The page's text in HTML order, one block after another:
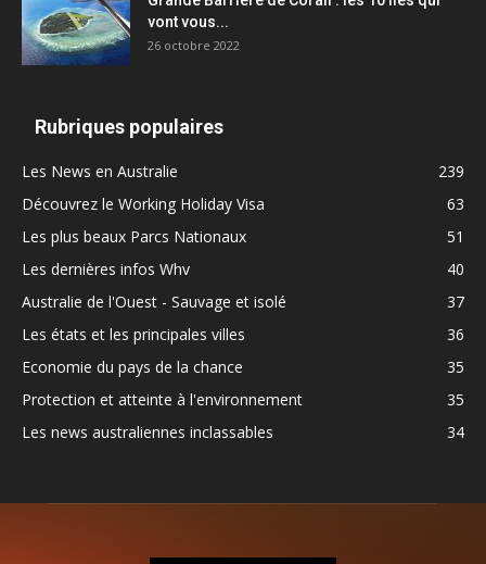
vont vous...
26 octobre 2022
Rubriques populaires
Les News en Australie
239
Découvrez le Working Holiday Visa
63
Les plus beaux Parcs Nationaux
51
Les dernières infos Whv
40
Australie de l'Ouest - Sauvage et isolé
37
Les états et les principales villes
36
Economie du pays de la chance
35
Protection et atteinte à l'environnement
35
Les news australiennes inclassables
34